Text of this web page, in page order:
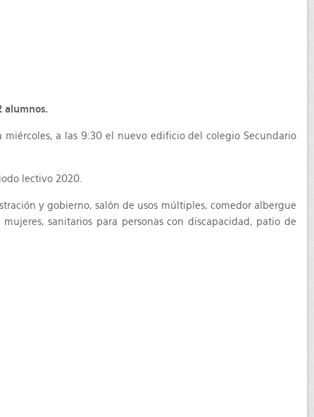
alumnos.
a las 9:30 el nuevo edificio del colegio Secundario
lectivo 2020.
y gobierno, salón de usos múltiples, comedor albergue
sanitarios para personas con discapacidad, patio de